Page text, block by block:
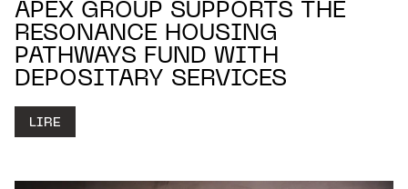
APEX GROUP SUPPORTS THE
RESONANCE HOUSING
PATHWAYS FUND WITH
DEPOSITARY SERVICES
LIRE